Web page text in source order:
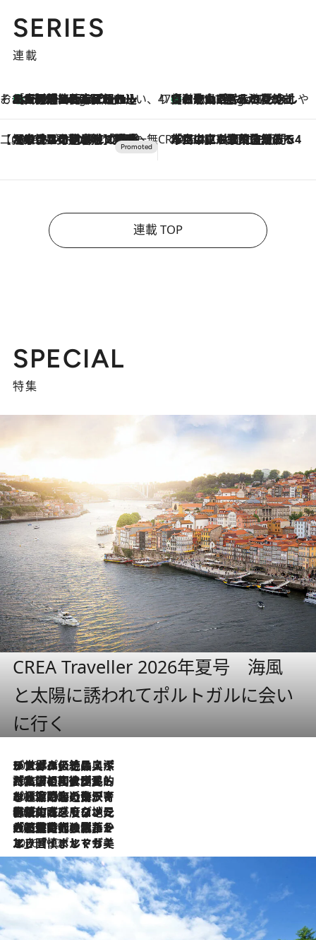
SERIES
連載
そおだよおこの関西おいしい、おやつ紀行6 Hours Ago
［大阪府箕面市］一皿一皿目の前で仕上げられる、料理を巧みに組み込んだアシェットデセールコース「ミチル アシェット デセール（Michiru assiette dessert）」 47都道府県の手みやげ ひんやりスイーツで夏を満喫
6 Hours Ago
【和歌山県】この夏絶対食べたい 冷やしておいしいおやつ3選 みかんがごろっと丸ごと入ったジュレ
【CREA×星野リゾート】唯一無二。癒しと発見が待つ場所へ
2026.8.7
【トンボの足水浴】ヒノキの香りに包まれて涼感マックス！約13℃の湧水かけ流しを避暑地「星野温泉 トンボの湯」で体験 CREA'S CHOICE
2026.8.7
「立川にも歌舞伎があるんだよ」 片岡仁左衛門・市川中車ら豪華座組みで4年目の立川立飛歌舞伎へ
連載 TOP
SPECIAL
特集
CREA Traveller 2026年夏号 海風
と太陽に誘われてポルトガルに会い
に行く
2026.8.8
リスボンの絶品スイーツ「パステル・デ・ナタ」とは？ポルトガル伝統の奥深い世界へ
2026.7.27
「私の祖国はポルトガル語です」国民的詩人フェルナンド・ペソアと、彼が愛した文学の街を歩く
2026.7.26
ポルトガル近海が育む極上の海の幸。キリリと冷えた白ワインと愉しむ、シーフード専門店の贅沢
2026.7.22
伝統の味をモダンに昇華。高感度な地元客が集う、リスボンの最旬ガストロノミー
2026.7.21
大航海時代の栄華から、震災、独裁、そして革命へ。ポルトガル・首都リスボンの石畳に刻まれた「歴史の光と影」
2026.7.13
エッセイ・ヤマザキマリ「慎ましくも美しき国 ポルトガル」